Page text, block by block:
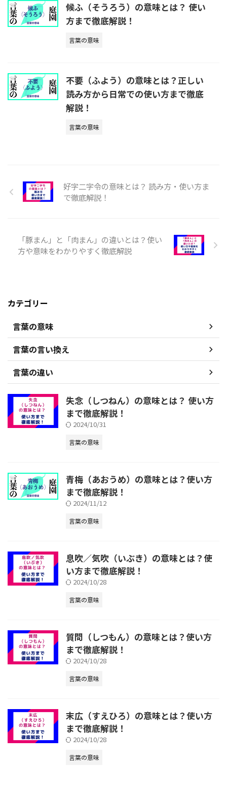
候ふ（そうろう）の意味とは？ 使い
方まで徹底解説！
言葉の意味
不要（ふよう）の意味とは？正しい
読み方から日常での使い方まで徹底
解説！
言葉の意味
好字二字令の意味とは？ 読み方・使い方ま
で徹底解説！
「豚まん」と「肉まん」の違いとは？使い
方や意味をわかりやすく徹底解説
カテゴリー
言葉の意味
言葉の言い換え
言葉の違い
失念（しつねん）の意味とは？ 使い方
まで徹底解説！
2024/10/31
言葉の意味
青梅（あおうめ）の意味とは？使い方
まで徹底解説！
2024/11/12
言葉の意味
息吹／気吹（いぶき）の意味とは？使
い方まで徹底解説！
2024/10/28
言葉の意味
質問（しつもん）の意味とは？使い方
まで徹底解説！
2024/10/28
言葉の意味
末広（すえひろ）の意味とは？使い方
まで徹底解説！
2024/10/28
言葉の意味